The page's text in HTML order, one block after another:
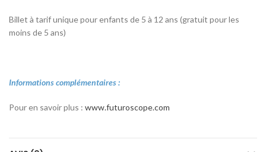
Billet à tarif unique pour enfants de 5 à 12 ans (gratuit pour les
moins de 5 ans)
Informations complémentaires :
Pour en savoir plus : www.futuroscope.com